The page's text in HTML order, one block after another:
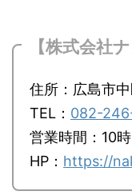
【株式会社
住所：広島市
TEL： 082-
営業時間：10
HP： https://